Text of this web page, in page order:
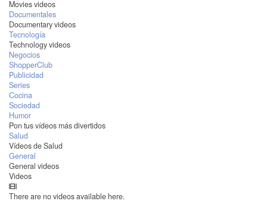
Movies videos
Documentales
Documentary videos
Tecnología
Technology videos
Negocios
ShopperClub
Publicidad
Series
Cocina
Sociedad
Humor
Pon tus vídeos más divertidos
Salud
Vídeos de Salud
General
General videos
Videos
There are no videos available here.